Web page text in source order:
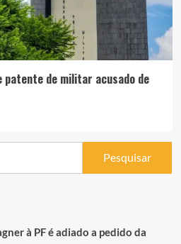
patente de militar acusado de
à PF é adiado a pedido da